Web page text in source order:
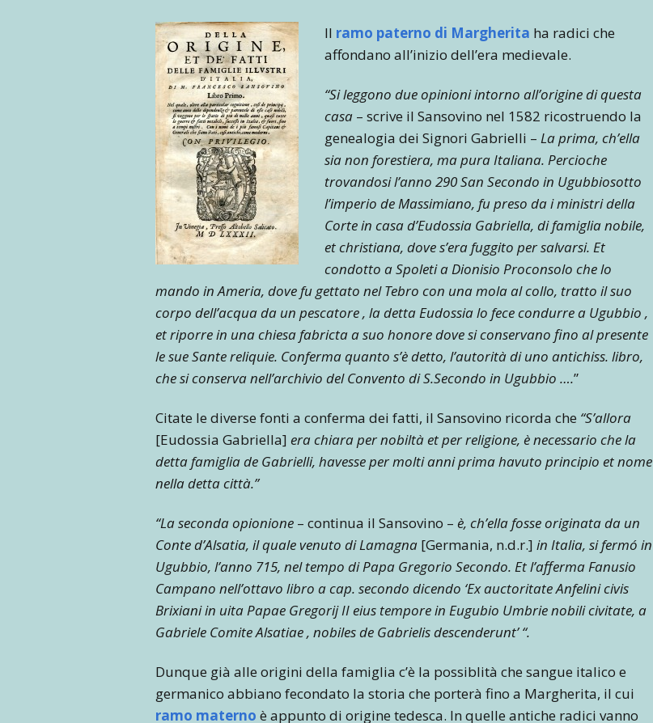
Il ramo paterno di Margherita ha radici che
affondano all’inizio dell’era medievale.
“Si leggono due opinioni intorno all’origine di questa
casa – scrive il Sansovino nel 1582 ricostruendo la
genealogia dei Signori Gabrielli – La prima, ch’ella
sia non forestiera, ma pura Italiana. Percioche
trovandosi l’anno 290 San Secondo in Ugubbiosotto
l’imperio de Massimiano, fu preso da i ministri della
Corte in casa d’Eudossia Gabriella, di famiglia nobile,
et christiana, dove s’era fuggito per salvarsi. Et
condotto a Spoleti a Dionisio Proconsolo che lo
mando in Ameria, dove fu gettato nel Tebro con una mola al collo, tratto il suo
corpo dell’acqua da un pescatore , la detta Eudossia lo fece condurre a Ugubbio ,
et riporre in una chiesa fabricta a suo honore dove si conservano fino al presente
le sue Sante reliquie. Conferma quanto s’è detto, l’autorità di uno antichiss. libro,
che si conserva nell’archivio del Convento di S.Secondo in Ugubbio ….”
Citate le diverse fonti a conferma dei fatti, il Sansovino ricorda che “S’allora
[Eudossia Gabriella] era chiara per nobiltà et per religione, è necessario che la
detta famiglia de Gabrielli, havesse per molti anni prima havuto principio et nome
nella detta città.”
“La seconda opionione – continua il Sansovino – è, ch’ella fosse originata da un
Conte d’Alsatia, il quale venuto di Lamagna [Germania, n.d.r.] in Italia, si fermó in
Ugubbio, l’anno 715, nel tempo di Papa Gregorio Secondo. Et l’afferma Fanusio
Campano nell’ottavo libro a cap. secondo dicendo ‘Ex auctoritate Anfelini civis
Brixiani in uita Papae Gregorij II eius tempore in Eugubio Umbrie nobili civitate, a
Gabriele Comite Alsatiae , nobiles de Gabrielis descenderunt’ “.
Dunque già alle origini della famiglia c’è la possiblità che sangue italico e
germanico abbiano fecondato la storia che porterà fino a Margherita, il cui
ramo materno è appunto di origine tedesca. In quelle antiche radici vanno